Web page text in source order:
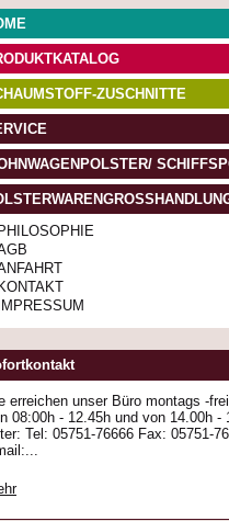
ZUSCHNITTE
PHILOSOPHIE
KONTAKT
IMPRESSUM
erreichen unser Büro montags -
08:00h - 12.45h und von 14.00h -
Tel: 05751-76666 Fax: 05751-